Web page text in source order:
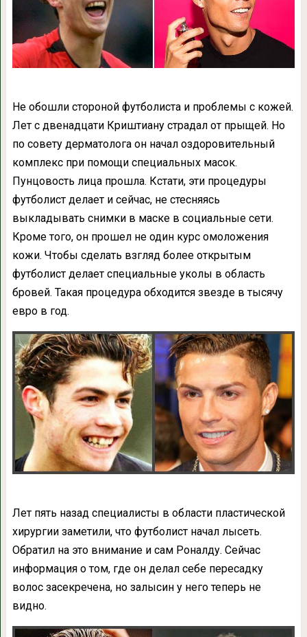
Не обошли стороной футболиста и проблемы с кожей.
Лет с двенадцати Криштиану страдал от прыщей. Но
по совету дерматолога он начал оздоровительный
комплекс при помощи специальных масок.
Пунцовость лица прошла. Кстати, эти процедуры
футболист делает и сейчас, не стесняясь
выкладывать снимки в маске в социальные сети.
Кроме того, он прошел не один курс омоложения
кожи. Чтобы сделать взгляд более открытым
футболист делает специальные уколы в область
бровей. Такая процедура обходится звезде в тысячу
евро в год.
Лет пять назад специалисты в области пластической
хирургии заметили, что футболист начал лысеть.
Обратил на это внимание и сам Роналду. Сейчас
информация о том, где он делал себе пересадку
волос засекречена, но залысин у него теперь не
видно.